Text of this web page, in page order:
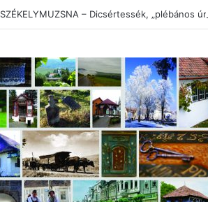
SZÉKELYMUZSNA – Dicsértessék, „plébános úr”!